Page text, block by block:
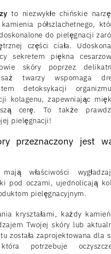
to niezwykłe chińskie
półszlachetnego,
do pielęgnacji
części ciała.
sekretem piękna
skóry poprzez
twarzy wspomaga
detoksykacji
kolagenu, zapewniając
cerę. To także
pielęgnacji!
przeznaczony jest
właściwości
pod oczami, ujednolicają
pielęgnacyjnym.
kryształami, każdy
Twojej skóry lub
została zaprojektowana dla
potrzebuje